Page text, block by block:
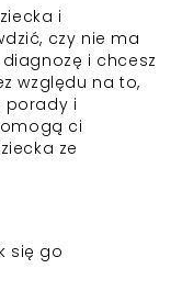
i
czy nie ma
i chcesz
względu na to,
porady i
ci
ze
się go